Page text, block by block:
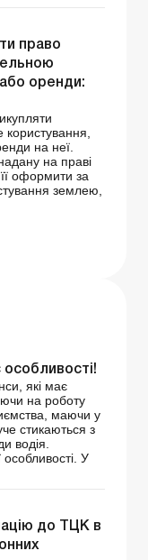
право
оренди:
користування,
на неї.
на праві
оформити за
землею,
які має
на роботу
маючи у
стикаються з
водія.
У
до ТЦК в